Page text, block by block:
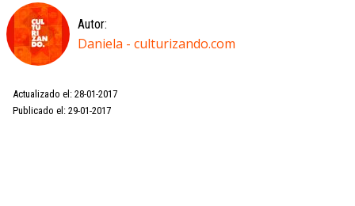
Autor:
Daniela - culturizando.com
Actualizado el: 28-01-2017
Publicado el: 29-01-2017